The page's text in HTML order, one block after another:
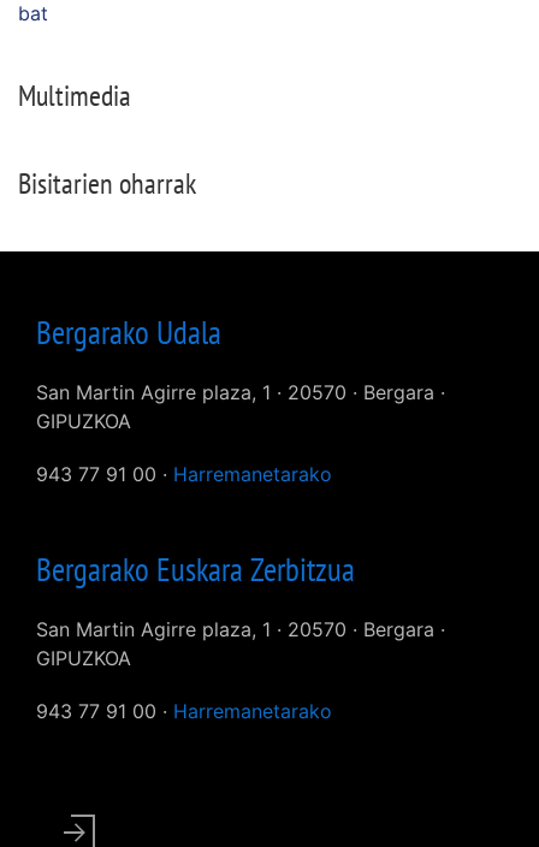
bat
Multimedia
Bisitarien oharrak
Bergarako Udala
San Martin Agirre plaza, 1 · 20570 · Bergara ·
GIPUZKOA
943 77 91 00 · Harremanetarako
Bergarako Euskara Zerbitzua
San Martin Agirre plaza, 1 · 20570 · Bergara ·
GIPUZKOA
943 77 91 00 · Harremanetarako
User